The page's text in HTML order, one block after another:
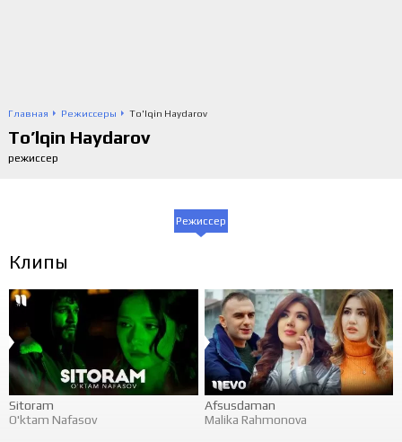
Главная Режиссеры To'lqin Haydarov
To’lqin Haydarov
режиссер
Режиссер
Клипы
Sitoram
O'ktam Nafasov
Afsusdaman
Malika Rahmonova